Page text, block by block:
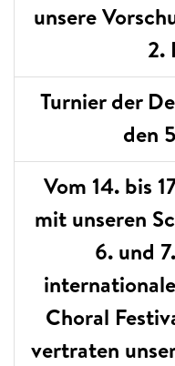
unsere
2.
Turnier der
den
Vom 14. bis
mit unseren
6. und
Choral
vertraten